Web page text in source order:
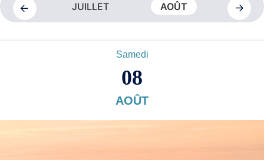
PREVIOUSJUILLET AOÛT NEXT
Samedi
08
AOÛT